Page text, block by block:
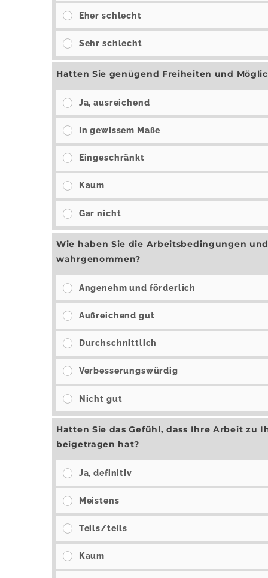
Eher schlecht
Sehr schlecht
Hatten Sie genügend Freiheiten und
Ja, ausreichend
In gewissem Maße
Eingeschränkt
Kaum
Gar nicht
Wie haben Sie die Arbeitsbedingungen
wahrgenommen?
Angenehm und förderlich
Außreichend gut
Durchschnittlich
Verbesserungswürdig
Nicht gut
Hatten Sie das Gefühl, dass Ihre Arbeit zu
beigetragen hat?
Ja, definitiv
Meistens
Teils/teils
Kaum